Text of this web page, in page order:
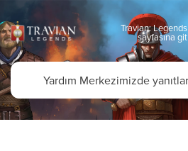
Travian: Legends
sayfasına git